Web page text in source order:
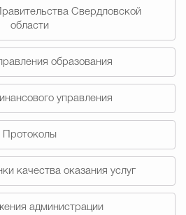
Счётная палата Городского
Гостям Городского
Свердловской
области
образования
управления
Протоколы
качества оказания услуг
администрации